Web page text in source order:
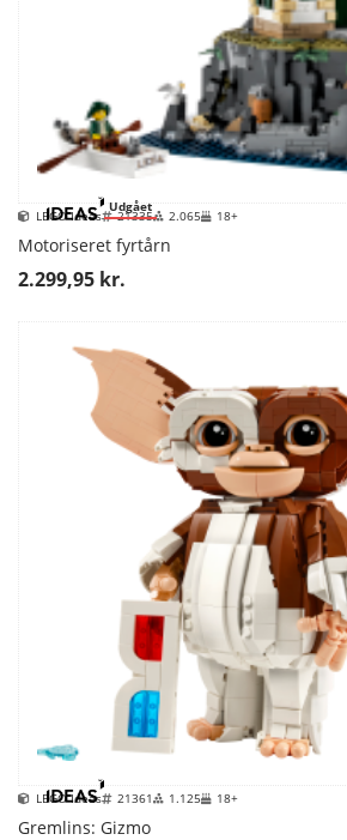
Udgået
LEGO Ideas 21335 2.065 18+
Motoriseret fyrtårn
2.299,95 kr.
LEGO Ideas 21361 1.125 18+
Gremlins: Gizmo